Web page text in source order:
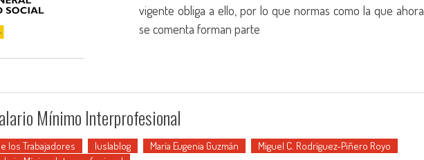
vigente obliga a ello, por lo que normas como la que ahora
se comenta forman parte
Mínimo Interprofesional
los Trabajadores Iuslablog María Eugenia Guzmán
Miguel C. Rodríguez-Piñero Royo